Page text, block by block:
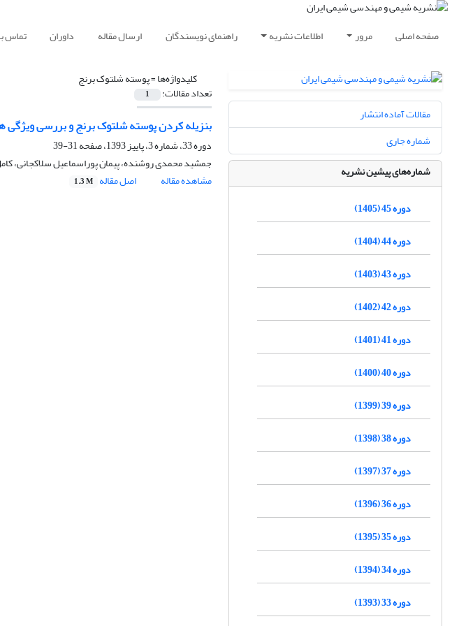
صفحه اصلی مرور اطلاعات نشریه راهنمای نویسندگان ارسال مقاله داوران تماس
کلیدواژه‌ها =پوسته شلتوک برنج
تعداد مقالات: 1
بنزیله کردن پوسته شلتوک برنج و بررسی ویژگی
دوره 33، شماره 3، پاییز 1393، صفحه
31-39
جمشید محمدی روشنده، پیمان پوراسماعیل سلاکجانی،
مشاهده مقاله
اصل مقاله 1.3 M
مقالات آماده انتشار
شماره جاری
شماره‌های پیشین نشریه
دوره 45 (1405)
دوره 44 (1404)
دوره 43 (1403)
دوره 42 (1402)
دوره 41 (1401)
دوره 40 (1400)
دوره 39 (1399)
دوره 38 (1398)
دوره 37 (1397)
دوره 36 (1396)
دوره 35 (1395)
دوره 34 (1394)
دوره 33 (1393)